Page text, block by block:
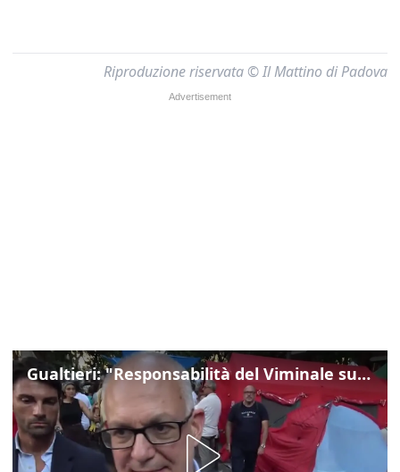
Riproduzione riservata © Il Mattino di Padova
Gualtieri: "Responsabilità del Viminale su Spin Time? La posizione dei partiti è nota"